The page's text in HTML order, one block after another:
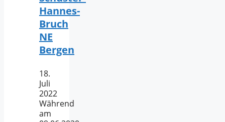
Hannes-
Bruch
NE
Bergen
18.
Juli
2022
Während
am